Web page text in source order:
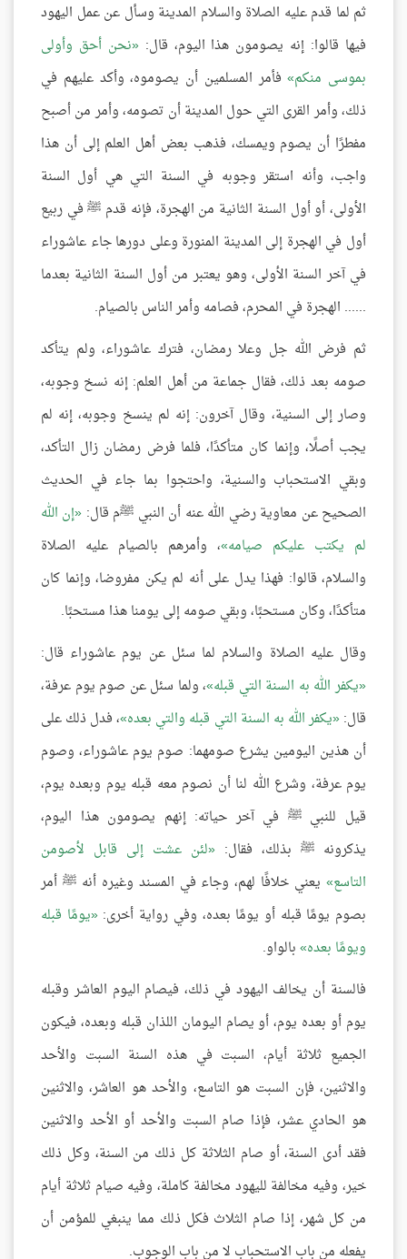
ثم لما قدم عليه الصلاة والسلام المدينة وسأل عن عمل اليهود
فيها قالوا: إنه يصومون هذا اليوم، قال: نحن أحق وأولى
بموسى منكم فأمر المسلمين أن يصوموه، وأكد عليهم في
ذلك، وأمر القرى التي حول المدينة أن تصومه، وأمر من أصبح
مفطرًا أن يصوم ويمسك، فذهب بعض أهل العلم إلى أن هذا
واجب، وأنه استقر وجوبه في السنة التي هي أول السنة
الأولى، أو أول السنة الثانية من الهجرة، فإنه قدم ﷺ في ربيع
أول في الهجرة إلى المدينة المنورة وعلى دورها جاء عاشوراء
في آخر السنة الأولى، وهو يعتبر من أول السنة الثانية بعدما
...... الهجرة في المحرم، فصامه وأمر الناس بالصيام.
ثم فرض الله جل وعلا رمضان، فترك عاشوراء، ولم يتأكد
صومه بعد ذلك، فقال جماعة من أهل العلم: إنه نسخ وجوبه،
وصار إلى السنية، وقال آخرون: إنه لم ينسخ وجوبه، إنه لم
يجب أصلًا، وإنما كان متأكدًا، فلما فرض رمضان زال التأكد،
وبقي الاستحباب والسنية، واحتجوا بما جاء في الحديث
الصحيح عن معاوية رضي الله عنه أن النبي ﷺم قال: إن الله
لم يكتب عليكم صيامه ، وأمرهم بالصيام عليه الصلاة
والسلام، قالوا: فهذا يدل على أنه لم يكن مفروضا، وإنما كان
متأكدًا، وكان مستحبًا، وبقي صومه إلى يومنا هذا مستحبًا.
وقال عليه الصلاة والسلام لما سئل عن يوم عاشوراء قال:
يكفر الله به السنة التي قبله ، ولما سئل عن صوم يوم عرفة،
قال: يكفر الله به السنة التي قبله والتي بعده ، فدل ذلك على
أن هذين اليومين يشرع صومهما: صوم يوم عاشوراء، وصوم
يوم عرفة، وشرع الله لنا أن نصوم معه قبله يوم وبعده يوم،
قيل للنبي ﷺ في آخر حياته: إنهم يصومون هذا اليوم،
يذكرونه ﷺ بذلك، فقال:
لئن عشت إلى قابل لأصومن
التاسع يعني خلافًا لهم، وجاء في المسند وغيره أنه ﷺ أمر
بصوم يومًا قبله أو يومًا بعده، وفي رواية أخرى: يومًا قبله
ويومًا بعده بالواو.
فالسنة أن يخالف اليهود في ذلك، فيصام اليوم العاشر وقبله
يوم أو بعده يوم، أو يصام اليومان اللذان قبله وبعده، فيكون
الجميع ثلاثة أيام، السبت في هذه السنة السبت والأحد
والاثنين، فإن السبت هو التاسع، والأحد هو العاشر، والاثنين
هو الحادي عشر، فإذا صام السبت والأحد أو الأحد والاثنين
فقد أدى السنة، أو صام الثلاثة كل ذلك من السنة، وكل ذلك
خير، وفيه مخالفة لليهود مخالفة كاملة، وفيه صيام ثلاثة أيام
من كل شهر، إذا صام الثلاث فكل ذلك مما ينبغي للمؤمن أن
يفعله من باب الاستحباب لا من باب الوجوب.